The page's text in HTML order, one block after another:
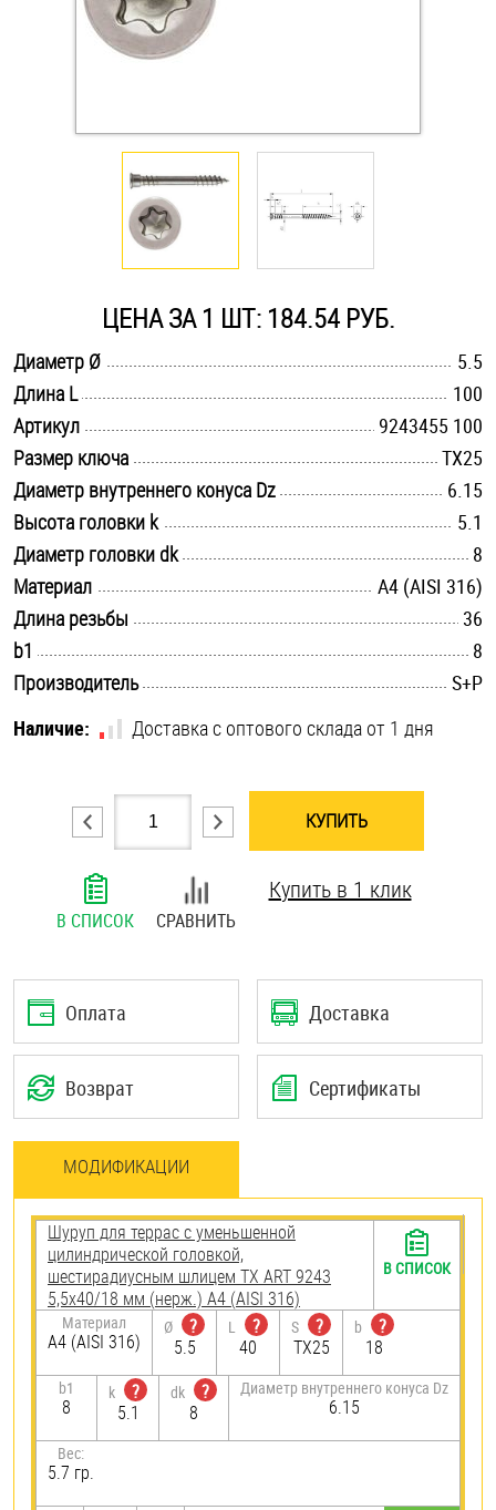
Саморезы и шурупы
Стопорные кольца
Хомуты
Шайбы
Шпильки
Шплинты
Штифты и пальцы
ЦЕНА ЗА 1 ШТ: 184.54 РУБ.
Диаметр Ø
5.5
Длина L
100
Артикул
9243455 100
Размер ключа
TX25
Диаметр внутреннего конуса Dz
6.15
Высота головки k
5.1
Диаметр головки dk
8
Материал
A4 (AISI 316)
Длина резьбы
36
b1
8
Производитель
S+P
Наличие:
Доставка с оптового склада от 1 дня
КУПИТЬ
В СПИСОК СРАВНИТЬ
Купить в 1 клик
Оплата Доставка
Возврат Сертификаты
МОДИФИКАЦИИ
Шуруп для террас с уменьшенной
цилиндрической головкой,
шестирадиусным шлицем TX ART 9243
5,5х40/18 мм (нерж.) A4 (AISI 316)
Материал
A4 (AISI 316)
Ø
?
5.5
L
?
40
S
?
TX25
b
?
18
b1
8
k
?
5.1
dk
?
8
Диаметр внутреннего конуса Dz
6.15
Вес:
5.7 гр.
В СПИСОК